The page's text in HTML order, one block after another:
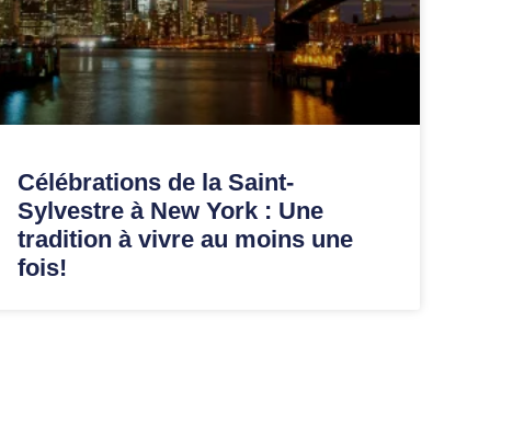
Célébrations de la Saint-
Sylvestre à New York : Une
tradition à vivre au moins une
fois!